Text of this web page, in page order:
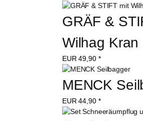
GRÄF &
Wilhag Kran
EUR 49,90 *
MENCK
EUR 44,90 *